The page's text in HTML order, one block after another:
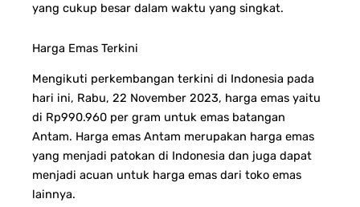
yang cukup besar dalam waktu yang singkat.
Harga Emas Terkini
Mengikuti perkembangan terkini di Indonesia pada
hari ini, Rabu, 22 November 2023, harga emas yaitu
di Rp990.960 per gram untuk emas batangan
Antam. Harga emas Antam merupakan harga emas
yang menjadi patokan di Indonesia dan juga dapat
menjadi acuan untuk harga emas dari toko emas
lainnya.